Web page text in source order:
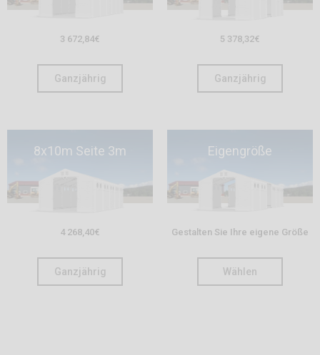
3 672,84€
Ganzjährig
5 378,32€
Ganzjährig
8x10m Seite 3m
4 268,40€
Ganzjährig
Eigengröße
Gestalten Sie Ihre eigene Größe
Wählen